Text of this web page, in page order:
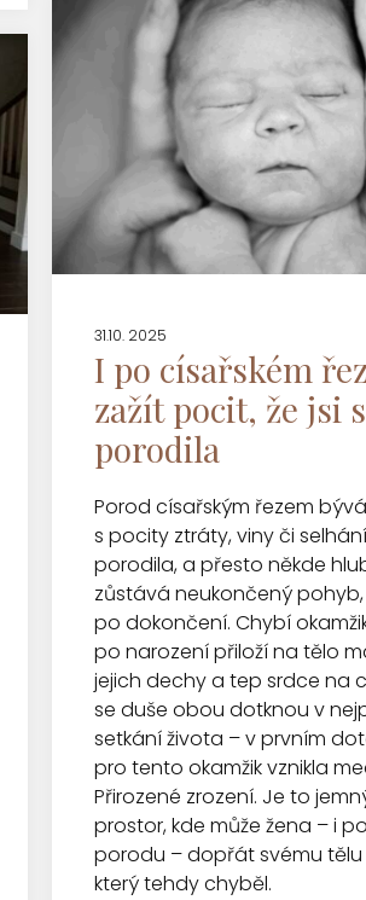
31.10. 2025
I po císařském
zažít pocit, že jsi
porodila
Porod císařským řezem
s pocity ztráty, viny či
porodila, a přesto někde
zůstává neukončený
po dokončení. Chybí
po narození přiloží na tělo
jejich dechy a tep srdce na
se duše obou dotknou v
setkání života – v prvním
pro tento okamžik vznikla
Přirozené zrození. Je to
prostor, kde může žena – i
porodu – dopřát svému tělu
který tehdy chyběl.